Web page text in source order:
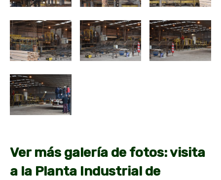
Ver más galería de fotos: visita
a la Planta Industrial de